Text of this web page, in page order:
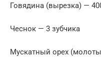
Говядина (вырезка) —
Чеснок — 3 зубчика
Мускатный орех